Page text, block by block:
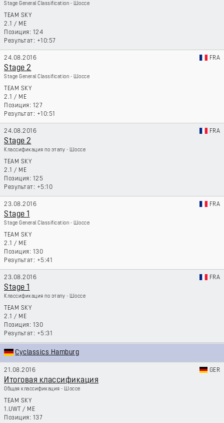
Stage General Classification - Шоссе
TEAM SKY
2.1 / ME
124
+10:57
24.08.2016 FRA
Stage 2
Stage General Classification - Шоссе
TEAM SKY
2.1 / ME
127
+10:51
24.08.2016 FRA
Stage 2
Классификация по этапу - Шоссе
TEAM SKY
2.1 / ME
125
+5:10
23.08.2016 FRA
Stage 1
Stage General Classification - Шоссе
TEAM SKY
2.1 / ME
130
+5:41
23.08.2016 FRA
Stage 1
Классификация по этапу - Шоссе
TEAM SKY
2.1 / ME
130
+5:31
Cyclassics Hamburg
21.08.2016 GER
Итоговая классификация
Общая классификация - Шоссе
TEAM SKY
1.UWT / ME
137